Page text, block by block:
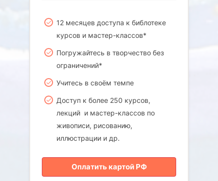
12 месяцев доступа к библотеке
курсов и мастер-классов*
Погружайтесь в творчество без
ограничений*
Учитесь в своём темпе
Доступ к более 250 курсов,
лекций и мастер-классов по
живописи, рисованию,
иллюстрации и др.
Оплатить картой РФ